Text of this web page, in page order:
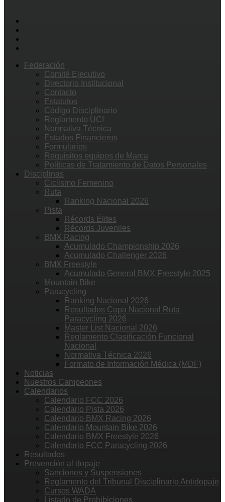
Federación
Comité Ejecutivo
Directorio Institucional
Contacto
Estatutos
Código Disciplinario
Reglamento UCI
Normativa Técnica
Estados Financieros
Formularios
Requisitos equipos de Marca
Políticas de Tratamiento de Datos Personales
Disciplinas
Ciclismo Femenino
Ruta
Ranking Nacional 2026
Pista
Récords Élites
Récords Juveniles
BMX Racing
Acumulado Championship 2026
Acumulado Challenger 2026
BMX Freestyle
Acumulado General BMX Freestyle 2025
Mountain Bike
Paracycling
Ranking Nacional 2026
Resultados Copa Nacional Ruta
Paracycling 2026
Master List Nacional 2026
Reglamento Clasificación Funcional
Nacional
Normativa Técnica 2026
Formato de Información Médica (MDF)
Noticias
Nuestros Campeones
Calendarios
Calendario FCC 2026
Calendario Pista 2026
Calendario BMX Racing 2026
Calendario Mountain Bike 2026
Calendario BMX Freestyle 2026
Calendario FCC Paracycling 2026
Resultados
Prevención al dopaje
Sanciones y Suspensiones
Reglamento del Tribunal Disciplinario Antidopaje
Cursos WADA
Listado de Prohibiciones